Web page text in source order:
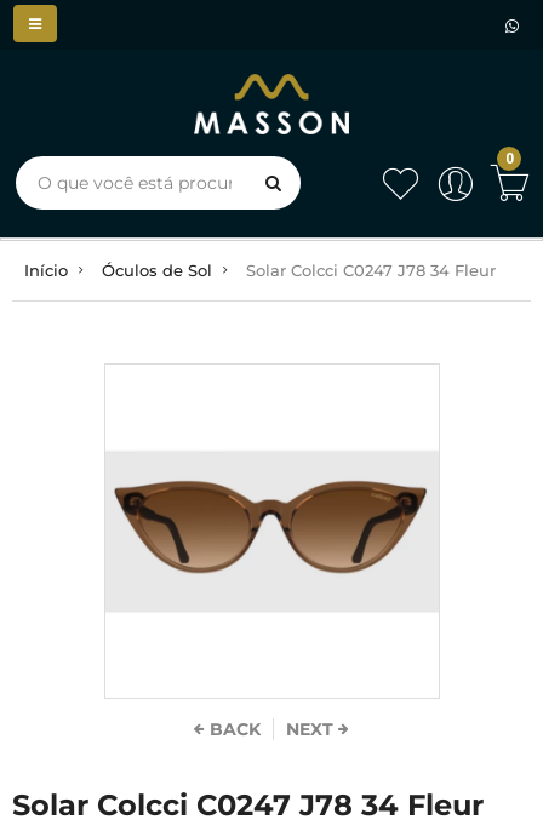
0
Início Óculos de Sol Solar Colcci C0247 J78 34 Fleur
BACK NEXT
Solar Colcci C0247 J78 34 Fleur